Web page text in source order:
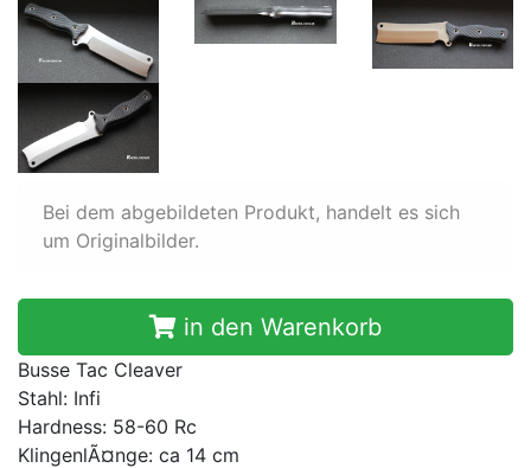
Bei dem abgebildeten Produkt, handelt es sich
um Originalbilder.
in den Warenkorb
Busse Tac Cleaver
Stahl: Infi
Hardness: 58-60 Rc
KlingenlÃ¤nge: ca 14 cm